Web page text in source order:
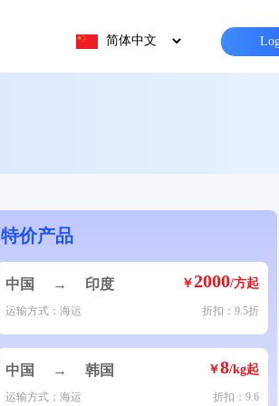
特价产品
中国 → 印度 ￥2000/方起
运输方式：海运 折扣：9.5折
中国 → 韩国 ￥8/kg起
运输方式：海运 折扣：9.6